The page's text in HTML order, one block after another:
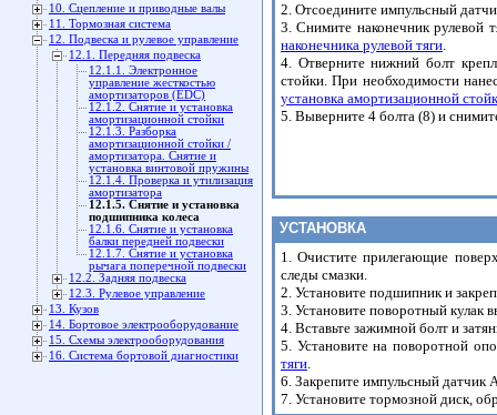
10. Сцепление и приводные валы
11. Тормозная система
12. Подвеска и рулевое управление
12.1. Передняя подвеска
12.1.1. Электронное
управление жесткостью
амортизаторов (EDC)
12.1.2. Снятие и установка
амортизационной стойки
12.1.3. Разборка
амортизационной стойки /
амортизатора. Снятие и
установка винтовой пружины
12.1.4. Проверка и утилизация
амортизатора
12.1.5. Снятие и установка
подшипника колеса
12.1.6. Снятие и установка
балки передней подвески
12.1.7. Снятие и установка
рычага поперечной подвески
12.2. Задняя подвеска
12.3. Рулевое управление
13. Кузов
14. Бортовое электрооборудование
15. Схемы электрооборудования
16. Система бортовой диагностики
2. Отсоедините импульсный
3. Снимите наконечник рулевой
наконечника рулевой тяги.
4. Отверните нижний болт
стойки. При необходимости
установка амортизационной
5. Выверните 4 болта (8) и
УСТАНОВКА
1. Очистите прилегающие
следы смазки.
2. Установите подшипник и
3. Установите поворотный кулак
4. Вставьте зажимной болт и
5. Установите на поворотной
тяги.
6. Закрепите импульсный датчик
7. Установите тормозной диск,